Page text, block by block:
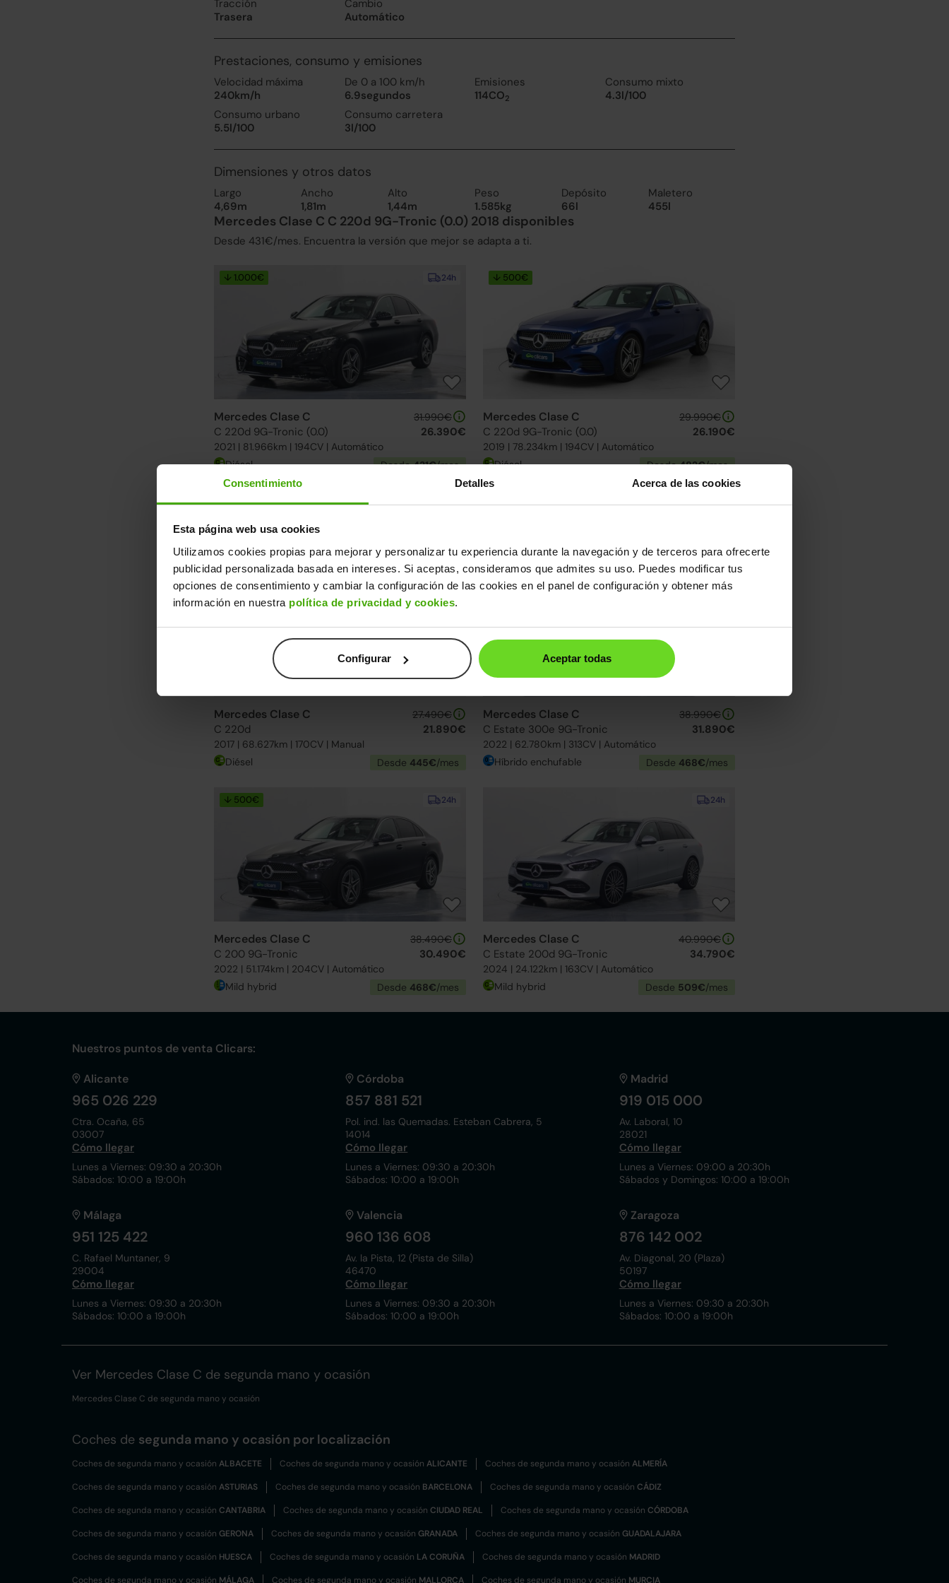
Consentimiento Detalles Acerca de las cookies
Esta página web usa cookies
Utilizamos cookies propias para mejorar y personalizar tu experiencia durante la navegación y de terceros para ofrecerte
publicidad personalizada basada en intereses. Si aceptas, consideramos que admites su uso. Puedes modificar tus
opciones de consentimiento y cambiar la configuración de las cookies en el panel de configuración y obtener más
información en nuestra política de privacidad y cookies.
Configurar Aceptar todas
Tracción
Trasera
Cambio
Automático
Prestaciones, consumo y emisiones
Velocidad máxima
240km/h
De 0 a 100 km/h
6.9segundos
Emisiones
114CO2
Consumo mixto
4.3l/100
Consumo urbano
5.5l/100
Consumo carretera
3l/100
Dimensiones y otros datos
Largo
4,69m
Ancho
1,81m
Alto
1,44m
Peso
1.585kg
Depósito
66l
Maletero
455l
Mercedes Clase C C 220d 9G-Tronic (0.0) 2018 disponibles
Desde 431€/mes. Encuentra la versión que mejor se adapta a ti.
24h
↓ 1.000€
Mercedes Clase C
C 220d 9G-Tronic (0.0)
2021 | 81.966km | 194CV | Automático
31.990€
26.390€
Diésel Desde431€/mes
↓ 500€
Mercedes Clase C
C 220d 9G-Tronic (0.0)
2019 | 78.234km | 194CV | Automático
29.990€
26.190€
Diésel Desde482€/mes
Ver más Mercedes Clase C
24h
↓ 600€
Mercedes Clase C
C 220d
2017 | 68.627km | 170CV | Manual
27.490€
21.890€
Diésel Desde 445€/mes
24h
↓ 500€
Mercedes Clase C
C Estate 300e 9G-Tronic
2022 | 62.780km | 313CV | Automático
38.990€
31.890€
Híbrido enchufable Desde 468€/mes
24h
↓ 500€
Mercedes Clase C
C 200 9G-Tronic
2022 | 51.174km | 204CV | Automático
38.490€
30.490€
Mild hybrid Desde 468€/mes
24h
Mercedes Clase C
C Estate 200d 9G-Tronic
2024 | 24.122km | 163CV | Automático
40.990€
34.790€
Mild hybrid Desde 509€/mes
Nuestros puntos de venta Clicars:
Alicante
965 026 229
Ctra. Ocaña, 65
03007
Cómo llegar
Lunes a Viernes: 09:30 a 20:30h
Sábados: 10:00 a 19:00h
Córdoba
857 881 521
Pol. ind. las Quemadas. Esteban Cabrera, 5
14014
Cómo llegar
Lunes a Viernes: 09:30 a 20:30h
Sábados: 10:00 a 19:00h
Madrid
919 015 000
Av. Laboral, 10
28021
Cómo llegar
Lunes a Viernes: 09:00 a 20:30h
Sábados y Domingos: 10:00 a 19:00h
Málaga
951 125 422
C. Rafael Muntaner, 9
29004
Cómo llegar
Lunes a Viernes: 09:30 a 20:30h
Sábados: 10:00 a 19:00h
Valencia
960 136 608
Av. la Pista, 12 (Pista de Silla)
46470
Cómo llegar
Lunes a Viernes: 09:30 a 20:30h
Sábados: 10:00 a 19:00h
Zaragoza
876 142 002
Av. Diagonal, 20 (Plaza)
50197
Cómo llegar
Lunes a Viernes: 09:30 a 20:30h
Sábados: 10:00 a 19:00h
Ver Mercedes Clase C de segunda mano y ocasión
Mercedes Clase C de segunda mano y ocasión
Coches de segunda mano y ocasión por localización
Coches de segunda mano y ocasión ALBACETE Coches de segunda mano y ocasión ALICANTE Coches de segunda mano y ocasión ALMERÍA
Coches de segunda mano y ocasión ASTURIAS Coches de segunda mano y ocasión BARCELONA Coches de segunda mano y ocasión CÁDIZ
Coches de segunda mano y ocasión CANTABRIA Coches de segunda mano y ocasión CIUDAD REAL Coches de segunda mano y ocasión CÓRDOBA
Coches de segunda mano y ocasión GERONA Coches de segunda mano y ocasión GRANADA Coches de segunda mano y ocasión GUADALAJARA
Coches de segunda mano y ocasión HUESCA Coches de segunda mano y ocasión LA CORUÑA Coches de segunda mano y ocasión MADRID
Coches de segunda mano y ocasión MÁLAGA Coches de segunda mano y ocasión MALLORCA Coches de segunda mano y ocasión MURCIA